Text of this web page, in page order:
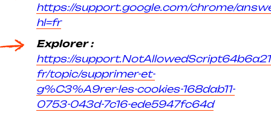
https://support.google.com/chrome/
hl=fr
Explorer :
https://
fr/topic/supprimer-et-
g%C3%A9rer-les-cookies-168dab11-
0753-043d-7c16-ede5947fc64d